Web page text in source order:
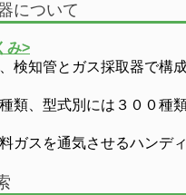
について
み>
検知管とガス採取器で構
類、型式別には３００種
ガスを通気させるハンデ